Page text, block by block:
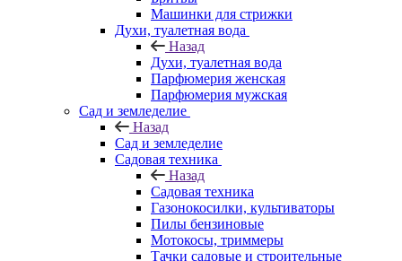
Машинки для стрижки
Духи, туалетная вода
Назад
Духи, туалетная вода
Парфюмерия женская
Парфюмерия мужская
Сад и земледелие
Назад
Сад и земледелие
Садовая техника
Назад
Садовая техника
Газонокосилки, культиваторы
Пилы бензиновые
Мотокосы, триммеры
Тачки садовые и строительные